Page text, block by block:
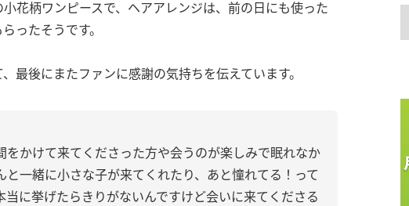
花柄ワンピースで、ヘアアレンジは、前の日にも使った
ったそうです。
最後にまたファンに感謝の気持ちを伝えています。
をかけて来てくださった方や会うのが楽しみで眠れなか
と一緒に小さな子が来てくれたり、あと憧れてる！って
に挙げたらきりがないんですけど会いに来てくださる